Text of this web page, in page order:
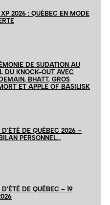
2026 : QUÉBEC EN MODE
DE SUDATION AU
DU KNOCK-OUT AVEC
BHATT, GROS
ET APPLE OF BASILISK
D’ÉTÉ DE QUÉBEC 2026 –
PERSONNEL…
D’ÉTÉ DE QUÉBEC – 19